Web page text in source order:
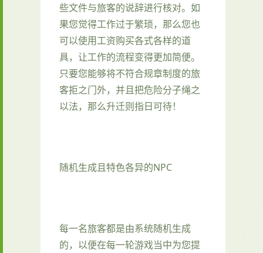
些文件与旅客的说辞进行核对。如
果您觉得工作过于繁琐，那么您也
可以使用工资购买各式各样的道
具，让工作的流程变得更加简便。
只要您能够将不符合规章制度的旅
客拒之门外，并且把危险分子绳之
以法，那么升迁则指日可待！
随机生成且特色各异的NPC
每一名旅客都是由系统随机生成
的，以便在每一轮游戏当中为您提